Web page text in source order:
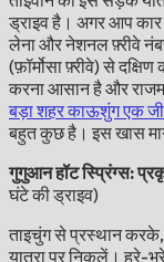
ड्राइव है। अगर आप कार
लेना और नेशनल फ़्रीवे
(फ़ॉर्मोसा फ़्रीवे) से
करना आसान है और
बड़ा शहर काऊशुंग एक
बहुत कुछ है। इस खास
गुगुआन हॉट स्प्रिंग्स:
घंटे की ड्राइव)
ताइचुंग से प्रस्थान
यात्रा पर निकलें। हरे-